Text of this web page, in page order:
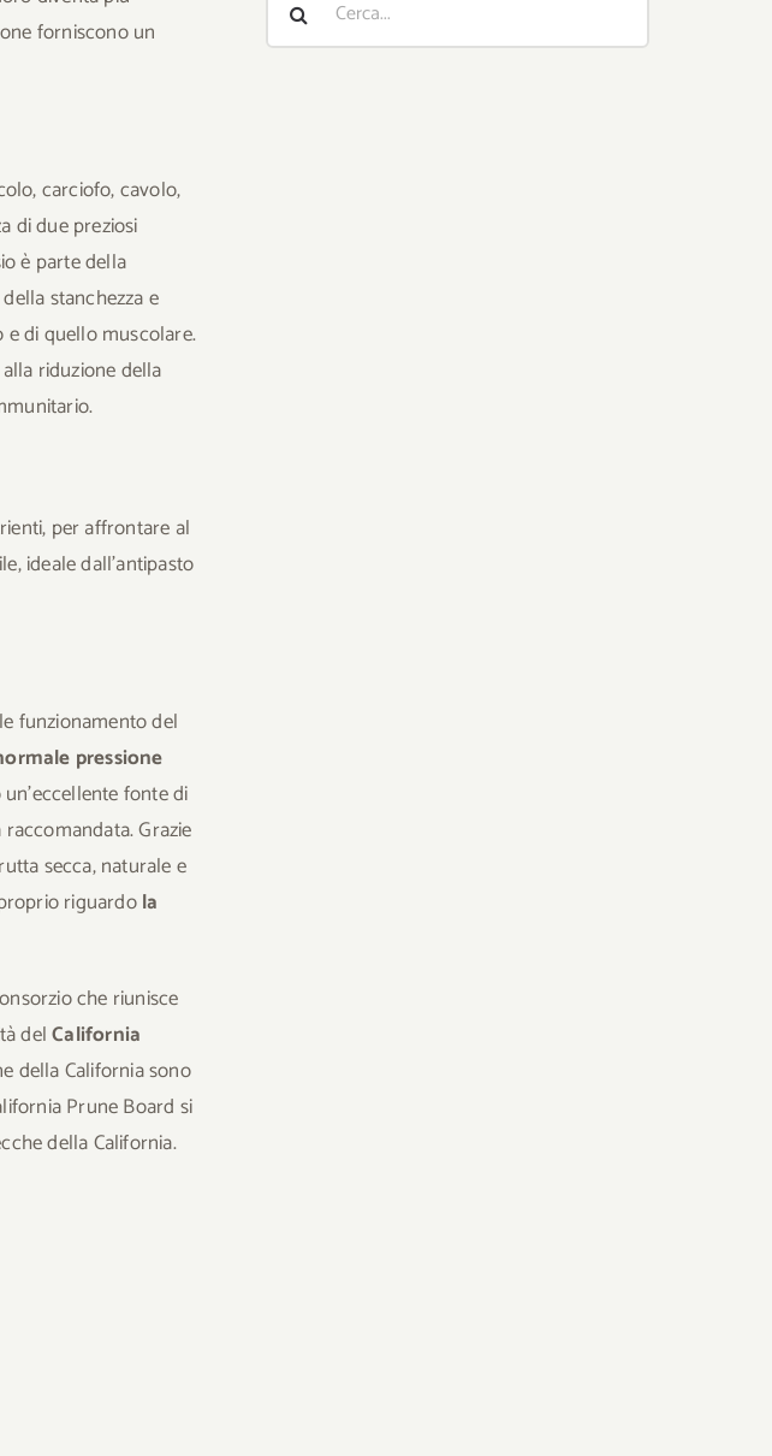
forniscono un
carciofo, cavolo,
di due preziosi
è parte della
stanchezza e
di quello muscolare.
riduzione della
per affrontare al
ideale dall’antipasto
funzionamento del
pressione
fonte di
Grazie
secca, naturale e
riguardola
che riunisce
delCalifornia
della California sono
Prune Board si
della California.
per: